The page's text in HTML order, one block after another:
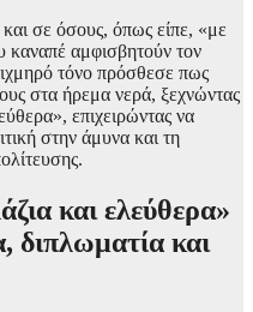
σε όσους, όπως είπε, «με
καναπέ αμφισβητούν τον
τόνο πρόσθεσε πως
στα ήρεμα νερά, ξεχνώντας
επιχειρώντας να
στην άμυνα και τη
και ελεύθερα»
διπλωματία και